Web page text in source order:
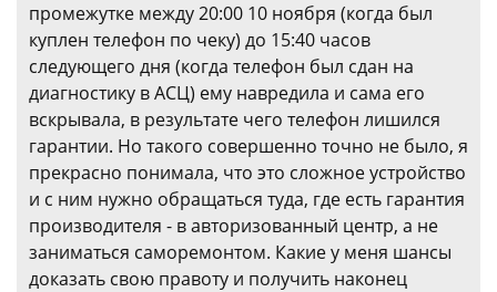
промежутке между 20:00 10 ноября (когда был
куплен телефон по чеку) до 15:40 часов
следующего дня (когда телефон был сдан на
диагностику в АСЦ) ему навредила и сама его
вскрывала, в результате чего телефон лишился
гарантии. Но такого совершенно точно не было, я
прекрасно понимала, что это сложное устройство
и с ним нужно обращаться туда, где есть гарантия
производителя - в авторизованный центр, а не
заниматься саморемонтом. Какие у меня шансы
доказать свою правоту и получить наконец